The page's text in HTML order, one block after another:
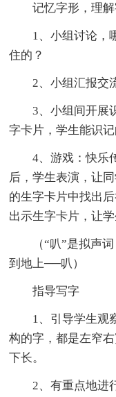
记忆字形，理解
1、小组讨论，
住的？
2、小组汇报交
3、小组间开展
字卡片，学生能识
4、游戏：快乐
后，学生表演，让
的生字卡片中找出
出示生字卡片，让
（“叭”是拟声
到地上──叭）
指导写字
1、引导学生观
构的字，都是左窄
下长。
2、有重点地进